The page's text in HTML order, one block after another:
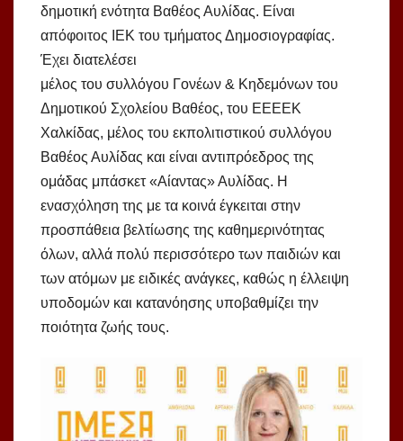
δημοτική ενότητα Βαθέος Αυλίδας. Είναι
απόφοιτος ΙΕΚ του τμήματος Δημοσιογραφίας.
Έχει διατελέσει
μέλος του συλλόγου Γονέων & Κηδεμόνων του
Δημοτικού Σχολείου Βαθέος, του ΕΕΕΕΚ
Χαλκίδας, μέλος του εκπολιτιστικού συλλόγου
Βαθέος Αυλίδας και είναι αντιπρόεδρος της
ομάδας μπάσκετ «Αίαντας» Αυλίδας. H
ενασχόληση της με τα κοινά έγκειται στην
προσπάθεια βελτίωσης της καθημερινότητας
όλων, αλλά πολύ περισσότερο των παιδιών και
των ατόμων με ειδικές ανάγκες, καθώς η έλλειψη
υποδομών και κατανόησης υποβαθμίζει την
ποιότητα ζωής τους.